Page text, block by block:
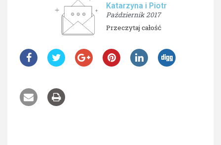
Katarzyna i Piotr
Październik 2017
Przeczytaj całość